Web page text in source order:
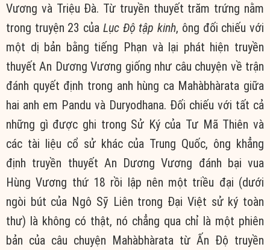
Vương và Triệu Đà. Từ truyền thuyết trăm trứng nằm
trong truyện 23 của Lục Độ tập kinh, ông đối chiếu với
một dị bản bằng tiếng Phạn và lại phát hiện truyền
thuyết An Dương Vương giống như câu chuyện về trận
đánh quyết định trong anh hùng ca Mahàbhàrata giữa
hai anh em Pandu và Duryodhana. Đối chiếu với tất cả
những gì được ghi trong Sử Ký của Tư Mã Thiên và
các tài liệu cổ sửkhác của Trung Quốc, ông khẳng
định truyền thuyết An Dương Vương đánh bại vua
Hùng Vương thứ 18 rồi lập nên một triều đại (dưới
ngòi bút của Ngô Sỹ Liên trong Đại Việt sửký toàn
thư) là không có thật, nó chẳng qua chỉ là một phiên
bản của câu chuyện Mahàbhàrata từ Ấn Độ truyền